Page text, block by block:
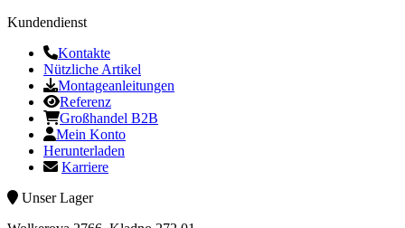
Kundendienst
Kontakte
Nützliche Artikel
Montageanleitungen
Referenz
Großhandel B2B
Mein Konto
Herunterladen
Karriere
Unser Lager